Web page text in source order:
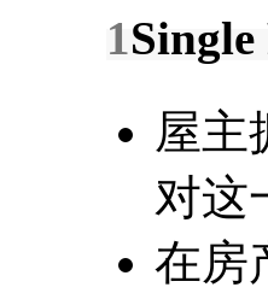
1
屋主
对这
在房